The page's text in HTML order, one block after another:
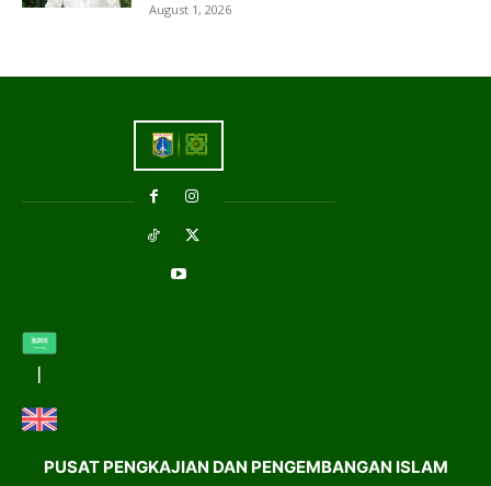
August 1, 2026
PUSAT PENGKAJIAN DAN PENGEMBANGAN ISLAM